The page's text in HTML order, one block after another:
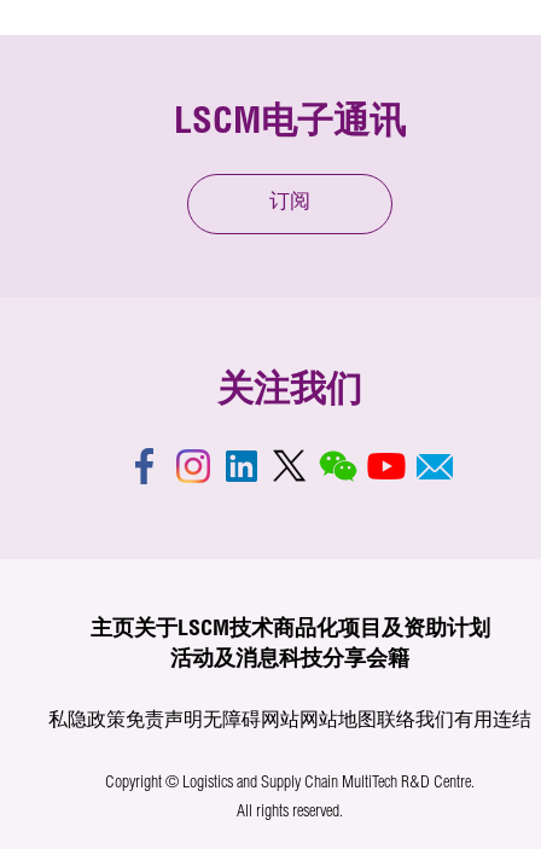
LSCM电子通讯
订阅
关注我们
主页关于LSCM技术商品化项目及资助计划
活动及消息科技分享会籍
私隐政策免责声明无障碍网站网站地图联络我们有用连结
Copyright © Logistics and Supply Chain MultiTech R&D Centre.
All rights reserved.